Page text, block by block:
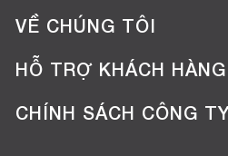
VỀ CHÚNG TÔI
Giới thiệu công ty
Tuyển dụng
HỖ TRỢ KHÁCH HÀNG
Hướng dẫn mua hàng online
CHÍNH SÁCH CÔNG TY